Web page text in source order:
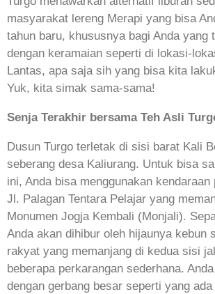
masyarakat lereng Merapi yang bisa
tahun baru, khususnya bagi Anda yang
dengan keramaian seperti di lokasi-
Lantas, apa saja sih yang bisa kita
Yuk, kita simak sama-sama!
Senja Terakhir bersama Teh Asli
Dusun Turgo terletak di sisi barat Kali
seberang desa Kaliurang. Untuk bisa
ini, Anda bisa menggunakan kendaraan
Jl. Palagan Tentara Pelajar yang
Monumen Jogja Kembali (Monjali).
Anda akan dihibur oleh hijaunya kebun
rakyat yang memanjang di kedua sisi
beberapa perkarangan sederhana.
dengan gerbang besar seperti yang